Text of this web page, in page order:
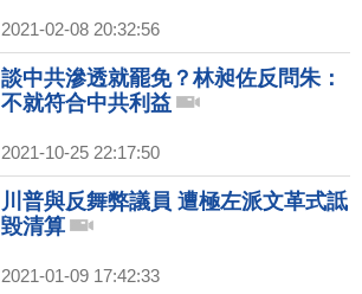
2021-02-08 20:32:56
談中共滲透就罷免？林昶佐反問朱：
不就符合中共利益
2021-10-25 22:17:50
川普與反舞弊議員 遭極左派文革式詆
毀清算
2021-01-09 17:42:33